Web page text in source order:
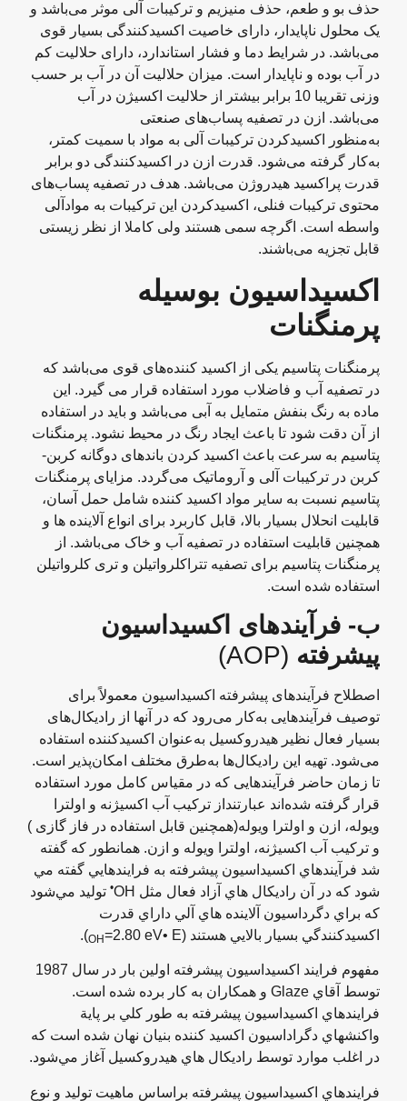
حذف بو و طعم، حذف منیزیم و ترکیبات آلی موثر می‌باشد و
یک محلول ناپایدار، دارای خاصیت اکسیدکنندگی بسیار قوی
می‌باشد. در شرایط دما و فشار استاندارد، دارای حلالیت کم
در آب بوده و ناپایدار است. میزان حلالیت آن در آب بر حسب
وزنی تقریبا 10 برابر بیشتر از حلالیت اکسیژن در آب
می‌باشد. ازن در تصفیه پساب‌های صنعتی
به‌منظور اکسیدکردن ترکیبات آلی به مواد با سمیت کمتر،
به‌کار گرفته می‌شود. قدرت ازن در اکسیدکنندگی دو برابر
قدرت پراکسید هیدروژن می‌باشد. هدف در تصفیه پساب‌های
محتوی ترکیبات فنلی، اکسیدکردن این ترکیبات به مواد‌آلی
واسطه است. اگرچه سمی هستند ولی کاملا از نظر زیستی
قابل تجزیه می‌باشند.
اکسیداسیون بوسیله
پرمنگنات
پرمنگنات پتاسیم یکی از اکسید کننده‌های قوی می‌باشد که
در تصفیه آب و فاضلاب مورد استفاده قرار می گیرد. این
ماده به رنگ بنفش متمایل به آبی می‌باشد و باید در استفاده
از آن دقت شود تا باعث ایجاد رنگ در محیط نشود. پرمنگنات
پتاسیم به سرعت باعث اکسید کردن باندهای دوگانه کربن-
کربن در ترکیبات آلی و آروماتیک می‌گردد. مزایای پرمنگنات
پتاسیم نسبت به سایر مواد اکسید کننده شامل حمل آسان،
قابلیت انحلال بسیار بالا، قابل کاربرد برای انواع آلاینده ها و
همچنین قابلیت استفاده در تصفیه آب و خاک می‌باشد. از
پرمنگنات پتاسیم برای تصفیه تتراکلرواتیلن و تری کلرواتیلن
استفاده شده است.
ب- فرآیندهای اكسیداسیون
پیشرفته (AOP)
اصطلاح فرآیندهای پیشرفته اکسیداسیون معمولاً برای
توصیف فرآیندهایی به‌کار می‌رود که در آنها از رادیکال‌های
بسیار فعال نظیر هیدروکسیل به‌عنوان اکسید‌کننده استفاده
می‌شود. تهیه این رادیکال‌ها به‌طرق مختلف امکان‌پذیر است.
تا زمان حاضر فرآیندهایی که در مقیاس کامل مورد استفاده
قرار گرفته شده‌اند عبارتند‌از ترکیب آب اکسیژنه و اولترا
ویوله، ازن و اولترا ویوله(‌همچنین قابل استفاده در فاز گازی‌ )
و ترکیب آب اکسیژنه، اولترا ویوله و ازن. همانطور که گفته
شد فرآيندهاي اکسيداسيون پيشرفته به فرايندهايي گفته مي
شود که در آن راديکال هاي آزاد فعال مثل OH
•توليد مي‌شود
که براي دگرداسيون آلاينده هاي آلي داراي قدرت
اکسيدکنندگي بسيار بالايي هستند (
OH=2.80 eV• E).
مفهوم فرايند اکسيداسيون پيشرفته اولين بار در سال 1987
توسط آقاي Glaze و همکاران به کار برده شده است.
فرايندهاي اکسيداسيون پيشرفته به طور کلي بر پاية
واکنشهاي دگراداسيون اکسيد کننده بنيان نهان شده است که
در اغلب موارد توسط راديکال هاي هيدروکسيل آغاز مي‌شود.
فرايندهاي اکسيداسيون پيشرفته براساس ماهيت توليد و نوع